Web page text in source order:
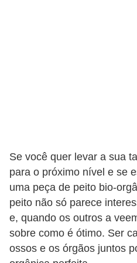
Se você quer levar a sua
para o próximo nível e se
uma peça de peito bio-
peito não só parece
e, quando os outros a
sobre como é ótimo. Ser
ossos e os órgãos juntos
e
l
e
P
e
r